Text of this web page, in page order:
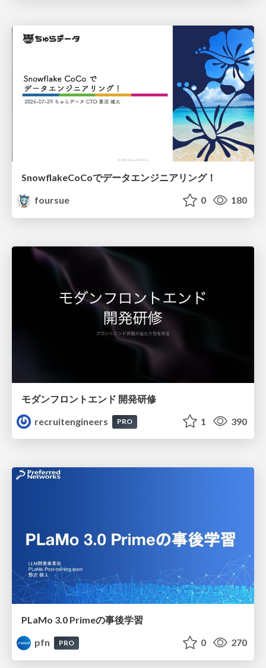
SnowflakeCoCoでデータエンジニアリング！
foursue
0 180
モダンフロントエンド 開発研修
recruitengineers
PRO 1 390
PLaMo 3.0 Primeの事後学習
pfn
PRO 0 270